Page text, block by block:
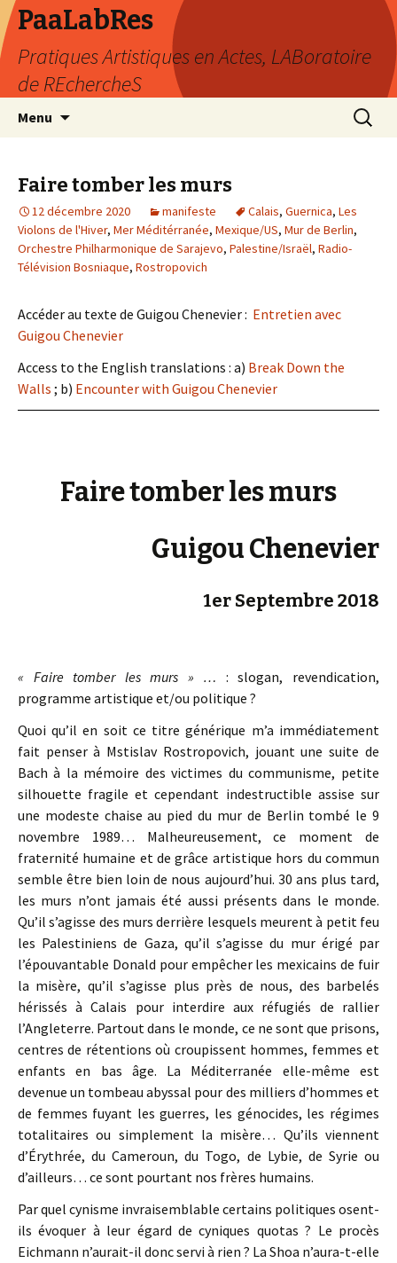
PaaLabRes
Pratiques Artistiques en Actes, LABoratoire
de REchercheS
Menu
Faire tomber les murs
12 décembre 2020 manifeste Calais, Guernica, Les
Violons de l'Hiver, Mer Méditérranée, Mexique/US, Mur de Berlin,
Orchestre Philharmonique de Sarajevo, Palestine/Israël, Radio-
Télévision Bosniaque, Rostropovich
Accéder au texte de Guigou Chenevier : Entretien avec
Guigou Chenevier
Access to the English translations : a) Break Down the
Walls ; b) Encounter with Guigou Chenevier
Faire tomber les murs
Guigou Chenevier
1er Septembre 2018
« Faire tomber les murs » … : slogan, revendication,
programme artistique et/ou politique ?
Quoi qu’il en soit ce titre générique m’a immédiatement
fait penser à Mstislav Rostropovich, jouant une suite de
Bach à la mémoire des victimes du communisme, petite
silhouette fragile et cependant indestructible assise sur
une modeste chaise au pied du mur de Berlin tombé le 9
novembre 1989… Malheureusement, ce moment de
fraternité humaine et de grâce artistique hors du commun
semble être bien loin de nous aujourd’hui. 30 ans plus tard,
les murs n’ont jamais été aussi présents dans le monde.
Qu’il s’agisse des murs derrière lesquels meurent à petit feu
les Palestiniens de Gaza, qu’il s’agisse du mur érigé par
l’épouvantable Donald pour empêcher les mexicains de fuir
la misère, qu’il s’agisse plus près de nous, des barbelés
hérissés à Calais pour interdire aux réfugiés de rallier
l’Angleterre. Partout dans le monde, ce ne sont que prisons,
centres de rétentions où croupissent hommes, femmes et
enfants en bas âge. La Méditerranée elle-même est
devenue un tombeau abyssal pour des milliers d’hommes et
de femmes fuyant les guerres, les génocides, les régimes
totalitaires ou simplement la misère… Qu’ils viennent
d’Érythrée, du Cameroun, du Togo, de Lybie, de Syrie ou
d’ailleurs… ce sont pourtant nos frères humains.
Par quel cynisme invraisemblable certains politiques osent-
ils évoquer à leur égard de cyniques quotas ? Le procès
Eichmann n’aurait-il donc servi à rien ? La Shoa n’aura-t-elle